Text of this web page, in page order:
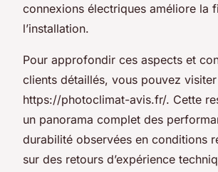
connexions électriques améliore la
l’installation.
Pour approfondir ces aspects et
clients détaillés, vous pouvez visiter
https://photoclimat-avis.fr/. Cette
un panorama complet des
durabilité observées en conditions
sur des retours d’expérience